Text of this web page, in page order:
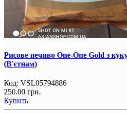
Рисове печиво One-One Gold з
(В'єтнам)
Код: VSL05794886
250.00 грн.
Купить